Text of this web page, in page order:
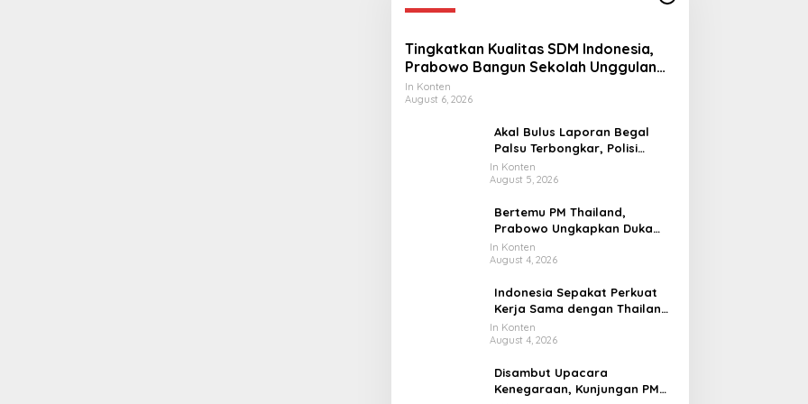
Tingkatkan Kualitas SDM Indonesia,
Prabowo Bangun Sekolah Unggulan
hingga Undang Universitas Terbaik
Dunia
In Konten
August 6, 2026
Akal Bulus Laporan Begal
Palsu Terbongkar, Polisi
Ungkap Penggelapan Uang
Perusahaan untuk Crypto
In Konten
August 5, 2026
Bertemu PM Thailand,
Prabowo Ungkapkan Duka
Cita kepada Putri dan
Selamat Ulang Tahun ke Raja
In Konten
August 4, 2026
Indonesia Sepakat Perkuat
Kerja Sama dengan Thailand,
dari Pangan hingga Ekonomi
Digital
In Konten
August 4, 2026
Disambut Upacara
Kenegaraan, Kunjungan PM